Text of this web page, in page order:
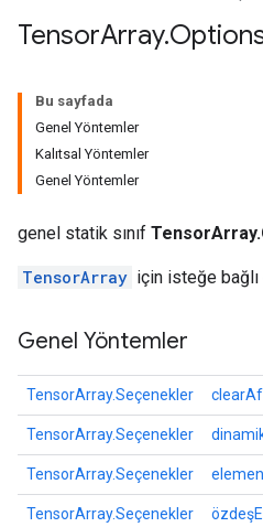
TensorArray.
Bu sayfada
Genel Yöntemler
Kalıtsal Yöntemler
Genel Yöntemler
genel statik sınıf
TensorArray için isteğe
Genel Yöntemler
TensorArray.Seçenekler
TensorArray.Seçenekler
TensorArray.Seçenekler
TensorArray.Seçenekler